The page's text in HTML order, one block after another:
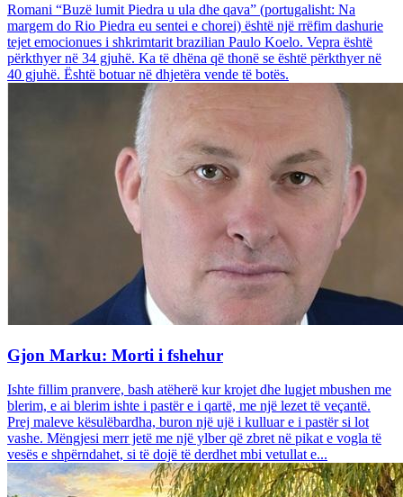
Romani “Buzë lumit Piedra u ula dhe qava” (portugalisht: Na
margem do Rio Piedra eu sentei e chorei) është një rrëfim dashurie
tejet emocionues i shkrimtarit brazilian Paulo Koelo. Vepra është
përkthyer në 34 gjuhë. Ka të dhëna që thonë se është përkthyer në
40 gjuhë. Është botuar në dhjetëra vende të botës.
Gjon Marku: Morti i fshehur
Ishte fillim pranvere, bash atëherë kur krojet dhe lugjet mbushen me
blerim, e ai blerim ishte i pastër e i qartë, me një lezet të veçantë.
Prej maleve kësulëbardha, buron një ujë i kulluar e i pastër si lot
vashe. Mëngjesi merr jetë me një ylber që zbret në pikat e vogla të
vesës e shpërndahet, si të dojë të derdhet mbi vetullat e...